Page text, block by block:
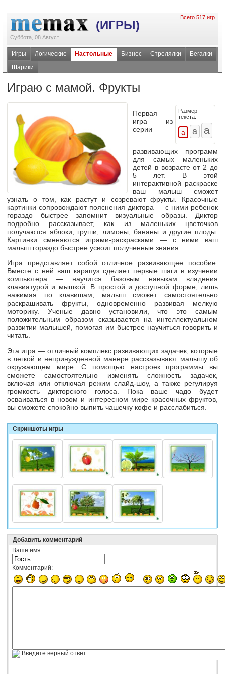
(ИГРЫ)
Суббота, 08 Август
Всего 517 игр
Игры Логические Настольные Бизнес Стрелялки
Бегалки
Шарики
Играю с мамой. Фрукты
Размер
текста:
Первая
игра из
серии
развивающих программ
для самых маленьких
детей в возрасте от 2 до
5 лет. В этой
интерактивной раскраске
ваш малыш сможет
узнать о том, как растут и созревают фрукты. Красочные
картинки сопровождают пояснения диктора — с ними ребенок
гораздо быстрее запомнит визуальные образы. Диктор
подробно рассказывает, как из маленьких цветочков
получаются яблоки, груши, лимоны, бананы и другие плоды.
Картинки сменяются играми-раскрасками — с ними ваш
малыш гораздо быстрее усвоит полученные знания.
Игра представляет собой отличное развивающее пособие.
Вместе с ней ваш карапуз сделает первые шаги в изучении
компьютера — научится базовым навыкам владения
клавиатурой и мышкой. В простой и доступной форме, лишь
нажимая по клавишам, малыш сможет самостоятельно
раскрашивать фрукты, одновременно развивая мелкую
моторику. Ученые давно установили, что это самым
положительным образом сказывается на интеллектуальном
развитии малышей, помогая им быстрее научиться говорить и
читать.
Эта игра — отличный комплекс развивающих задачек, которые
в легкой и непринужденной манере рассказывают малышу об
окружающем мире. С помощью настроек программы вы
сможете самостоятельно изменять сложность задачек,
включая или отключая режимслайд-шоу, а также регулируя
громкость дикторского голоса. Пока ваше чадо будет
осваиваться в новом и интересном мире красочных фруктов,
вы сможете спокойно выпить чашечку кофе и расслабиться.
Скриншоты игры
Добавить комментарий
Ваше имя:
Комментарий:
Введите верный ответ